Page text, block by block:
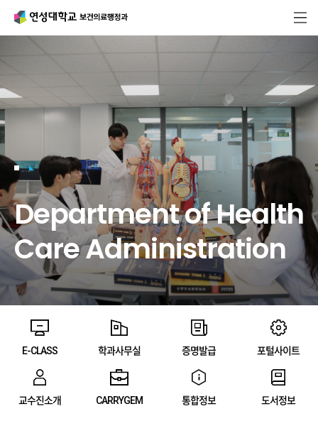
Department of Health
Care Administration
E-CLASS 학과사무실 증명발급 포털사이트
교수진소개 CARRYGEM 통합정보 도서정보